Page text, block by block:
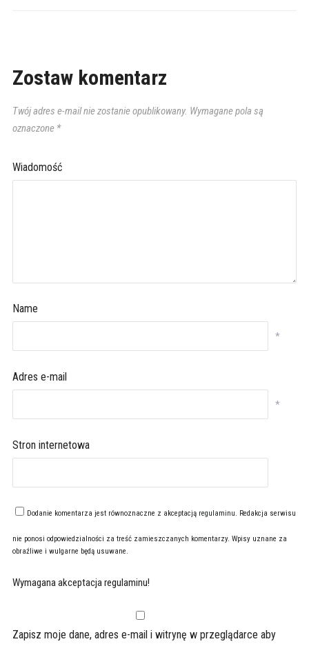
Zostaw komentarz
Twój adres e-mail nie zostanie opublikowany. Wymagane pola są
oznaczone *
Wiadomość
Name
*
Adres e-mail
*
Stron internetowa
Dodanie komentarza jest równoznaczne z akceptacją regulaminu. Redakcja serwisu
nie ponosi odpowiedzialności za treść zamieszczanych komentarzy. Wpisy uznane za
obraźliwe i wulgarne będą usuwane.
Wymagana akceptacja regulaminu!
Zapisz moje dane, adres e-mail i witrynę w przeglądarce aby